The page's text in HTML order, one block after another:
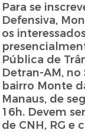
Para se
Defensiva,
os
Pública de
Detran-AM,
bairro Monte
Manaus, de
16h. Devem
de CNH, RG e